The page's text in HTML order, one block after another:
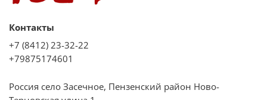
Контакты
+7 (8412) 23-32-22
+79875174601
Россия село Засечное, Пензенский район Ново-